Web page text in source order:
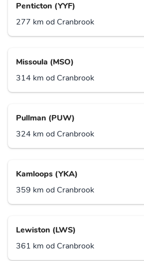
Penticton (YYF)
277 km od Cranbrook
Missoula (MSO)
314 km od Cranbrook
Pullman (PUW)
324 km od Cranbrook
Kamloops (YKA)
359 km od Cranbrook
Lewiston (LWS)
361 km od Cranbrook